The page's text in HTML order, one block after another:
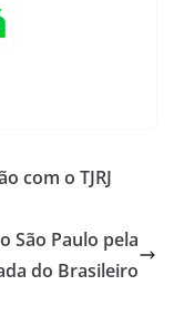
com o TJRJ
São Paulo pela
do Brasileiro